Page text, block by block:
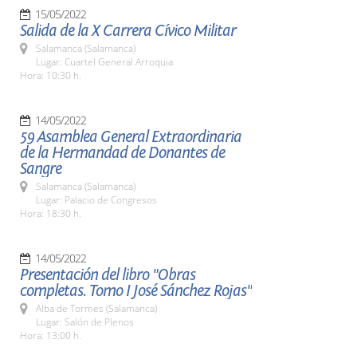
15/05/2022
Salida de la X Carrera Cívico Militar
Salamanca (Salamanca)
Lugar: Cuartel General Arroquia
Hora: 10:30 h.
14/05/2022
59 Asamblea General Extraordinaria
de la Hermandad de Donantes de
Sangre
Salamanca (Salamanca)
Lugar: Palacio de Congresos
Hora: 18:30 h.
14/05/2022
Presentación del libro "Obras
completas. Tomo I José Sánchez Rojas"
Alba de Tormes (Salamanca)
Lugar: Salón de Plenos
Hora: 13:00 h.